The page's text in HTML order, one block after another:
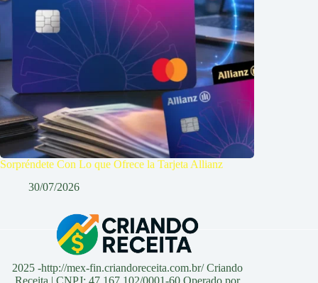
Sorpréndete Con Lo que Ofrece la Tarjeta Allianz
30/07/2026
2025 -http://mex-fin.criandoreceita.com.br/ Criando
Receita | CNPJ: 47.167.102/0001-60 Operado por